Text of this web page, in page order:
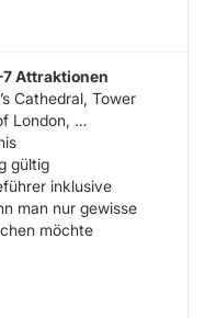
Attraktionen
Cathedral, Tower
London, …
gültig
inklusive
man nur gewisse
möchte